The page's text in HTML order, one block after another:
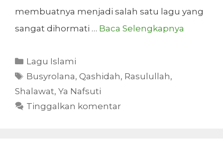
membuatnya menjadi salah satu lagu yang
sangat dihormati … Baca Selengkapnya
Kategori
Lagu Islami
Tag
Busyrolana,Qashidah, Rasulullah,
Shalawat, Ya Nafsuti
Tinggalkan komentar